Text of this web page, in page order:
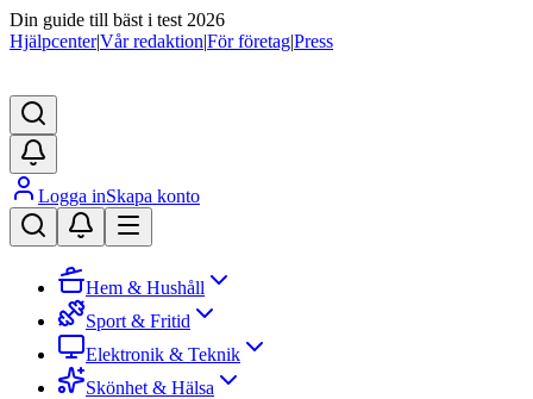
Din guide till bäst i test 2026
Hjälpcenter|Vår redaktion|För företag|Press
Logga inSkapa konto
Hem & Hushåll
Sport & Fritid
Elektronik & Teknik
Skönhet & Hälsa